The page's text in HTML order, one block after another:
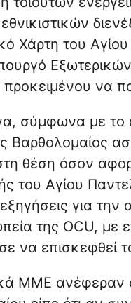
Χάρτη του
προκειμένου να
σύμφωνα με
Βαρθολομαίος
θέση όσον
του Αγίου
για την
της ΟCU, με
να επισκεφθεί
ΜΜΕ ανέφεραν